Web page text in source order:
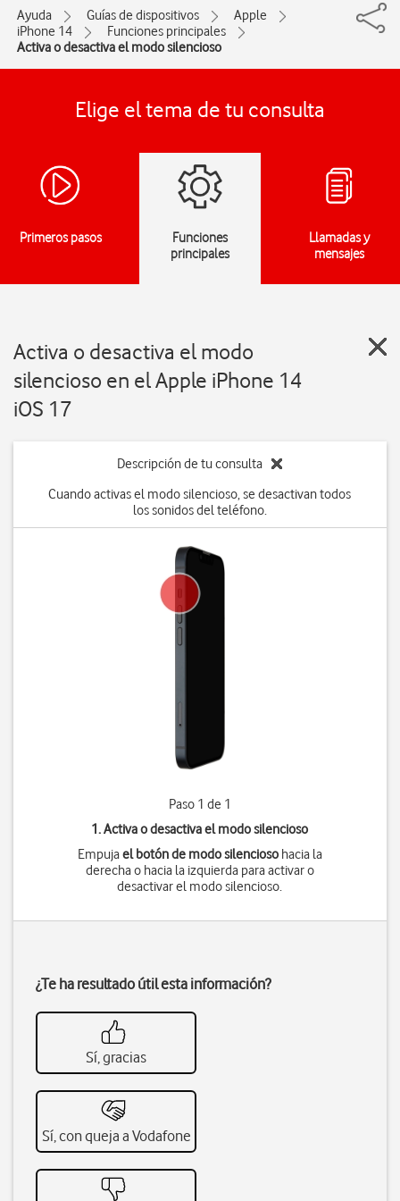
Ayuda Guías de dispositivos
Apple
iPhone 14
Funciones principales
Activa o desactiva el modo silencioso
Elige el tema de tu consulta
Primeros pasos
Funciones
principales
Llamadas y
mensajes
Activa o desactiva el modo
silencioso en el Apple iPhone 14
iOS 17
Descripción de tu consulta
Cuando activas el modo silencioso, se desactivan todos
los sonidos del teléfono.
Paso 1 de 1
1. Activa o desactiva el modo silencioso
Empujael botón de modo silenciosohacia la
derecha o hacia la izquierda para activar o
desactivar el modo silencioso.
¿Te ha resultado útil esta información?
Sí, gracias
Sí, con queja a Vodafone